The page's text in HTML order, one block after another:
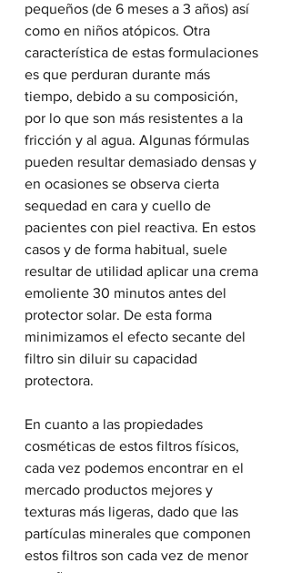
pequeños (de 6 meses a 3 años) así
como en niños atópicos. Otra
característica de estas formulaciones
es que perduran durante más
tiempo, debido a su composición,
por lo que son más resistentes a la
fricción y al agua. Algunas fórmulas
pueden resultar demasiado densas y
en ocasiones se observa cierta
sequedad en cara y cuello de
pacientes con piel reactiva. En estos
casos y de forma habitual, suele
resultar de utilidad aplicar una crema
emoliente 30 minutos antes del
protector solar. De esta forma
minimizamos el efecto secante del
filtro sin diluir su capacidad
protectora.
En cuanto a las propiedades
cosméticas de estos filtros físicos,
cada vez podemos encontrar en el
mercado productos mejores y
texturas más ligeras, dado que las
partículas minerales que componen
estos filtros son cada vez de menor